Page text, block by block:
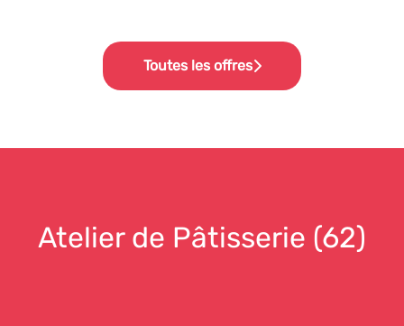
Toutes les offres
Atelier de Pâtisserie (62)